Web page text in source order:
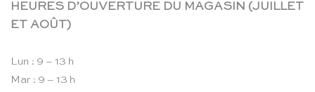
HEURES D’OUVERTURE DU MAGASIN (JUILLET
ET AOÛT)
Lun : 9 – 13 h
Mar : 9 – 13 h